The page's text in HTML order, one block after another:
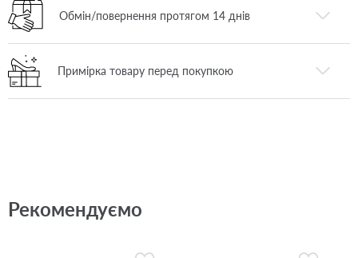
Обмін/повернення протягом 14 днів
Примірка товару перед покупкою
Рекомендуємо